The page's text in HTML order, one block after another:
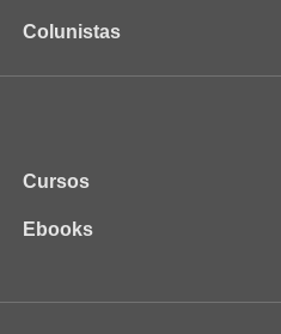
Colunistas
Cursos
Ebooks